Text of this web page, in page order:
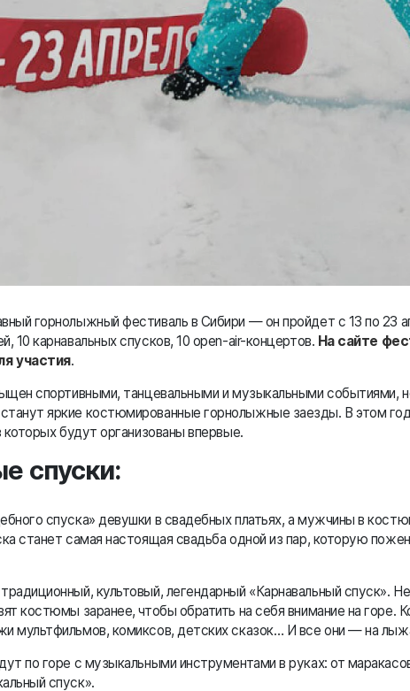
горнолыжный фестиваль в Сибири — он пройдет с 13 по 23
10 карнавальных спусков, 10 open-air-концертов. На сайте
участия.
спортивными, танцевальными и музыкальными событиями,
яркие костюмированные горнолыжные заезды. В этом
которых будут организованы впервые.
спуски:
спуска» девушки в свадебных платьях, а мужчины в
станет самая настоящая свадьба одной из пар, которую
культовый, легендарный «Карнавальный спуск». Не
костюмы заранее, чтобы обратить на себя внимание на горе.
мультфильмов, комиксов, детских сказок… И все они — на
по горе с музыкальными инструментами в руках: от
спуск».